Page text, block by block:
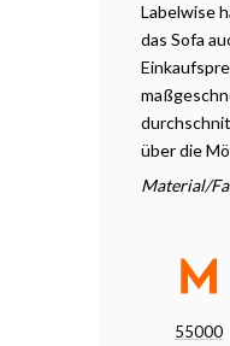
Labelwise
das Sofa
über die
Material/
55000